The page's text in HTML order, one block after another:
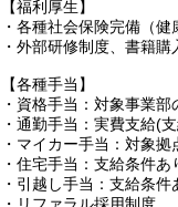
【福利厚生】
・各種社会保険完備（
・外部研修制度、書籍
【各種手当】
・資格手当：対象事業
・通勤手当：実費支給(
・マイカー手当：対象拠
・住宅手当：支給条件あ
・引越し手当：支給条件